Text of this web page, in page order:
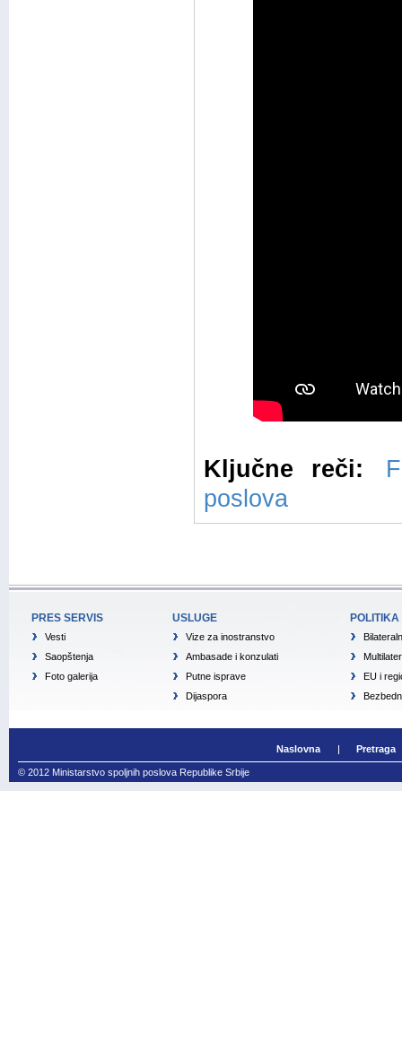
Ključne reči:
poslova
PRES SERVIS
Vesti
Saopštenja
Foto galerija
USLUGE
Vize za inostranstvo
Ambasade i konzulati
Putne isprave
Dijaspora
POLITIKA
EU i
Naslovna Pretraga
© 2012 Ministarstvo spoljnih poslova Republike Srbije